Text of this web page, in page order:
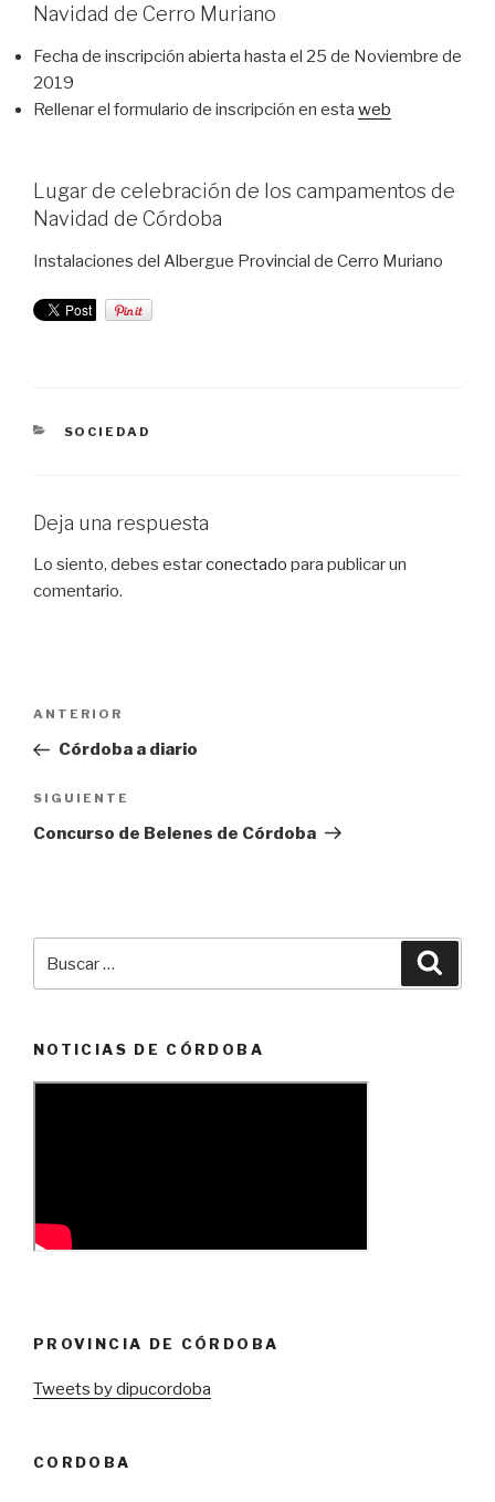
Navidad de Cerro Muriano
Fecha de inscripción abierta hasta el 25 de Noviembre de
2019
Rellenar el formulario de inscripción en esta web
Lugar de celebración de los campamentos de
Navidad de Córdoba
Instalaciones del Albergue Provincial de Cerro Muriano
CATEGORÍAS
SOCIEDAD
Deja una respuesta
Lo siento, debes estarconectado para publicar un
comentario.
entradas
Entrada
anterior:
ANTERIOR
Córdoba a diario
Siguiente
entrada
SIGUIENTE
Concurso de Belenes de Córdoba
por:
NOTICIAS DE CÓRDOBA
PROVINCIA DE CÓRDOBA
Tweets by dipucordoba
CORDOBA